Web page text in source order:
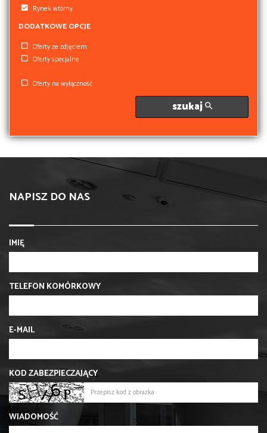
Rynek wtórny
DODATKOWE OPCJE
Oferty ze zdjęciem
Oferty specjalne
Oferty na wyłączność
szukaj
NAPISZ DO NAS
IMIĘ
TELEFON KOMÓRKOWY
E-MAIL
KOD ZABEZPIECZAJĄCY
WIADOMOŚĆ